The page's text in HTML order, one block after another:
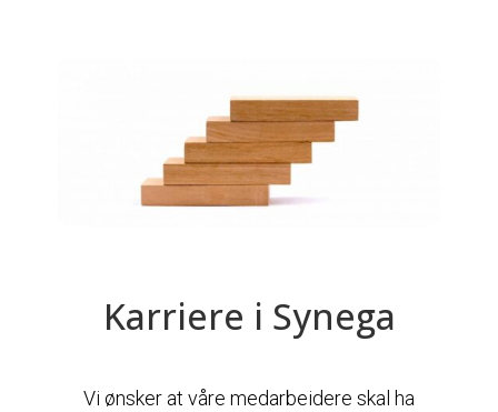
Karriere i Synega
Vi ønsker at våre medarbeidere skal ha